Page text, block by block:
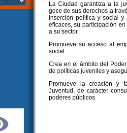
La Ciudad garantiza a la
goce de sus derechos a
inserción política y social y
eficaces, su participación
a su sector.
Promueve su acceso al
social.
Crea en el ámbito del
de políticas juveniles y
Promueve la creación y
Juventud, de carácter
poderes públicos.